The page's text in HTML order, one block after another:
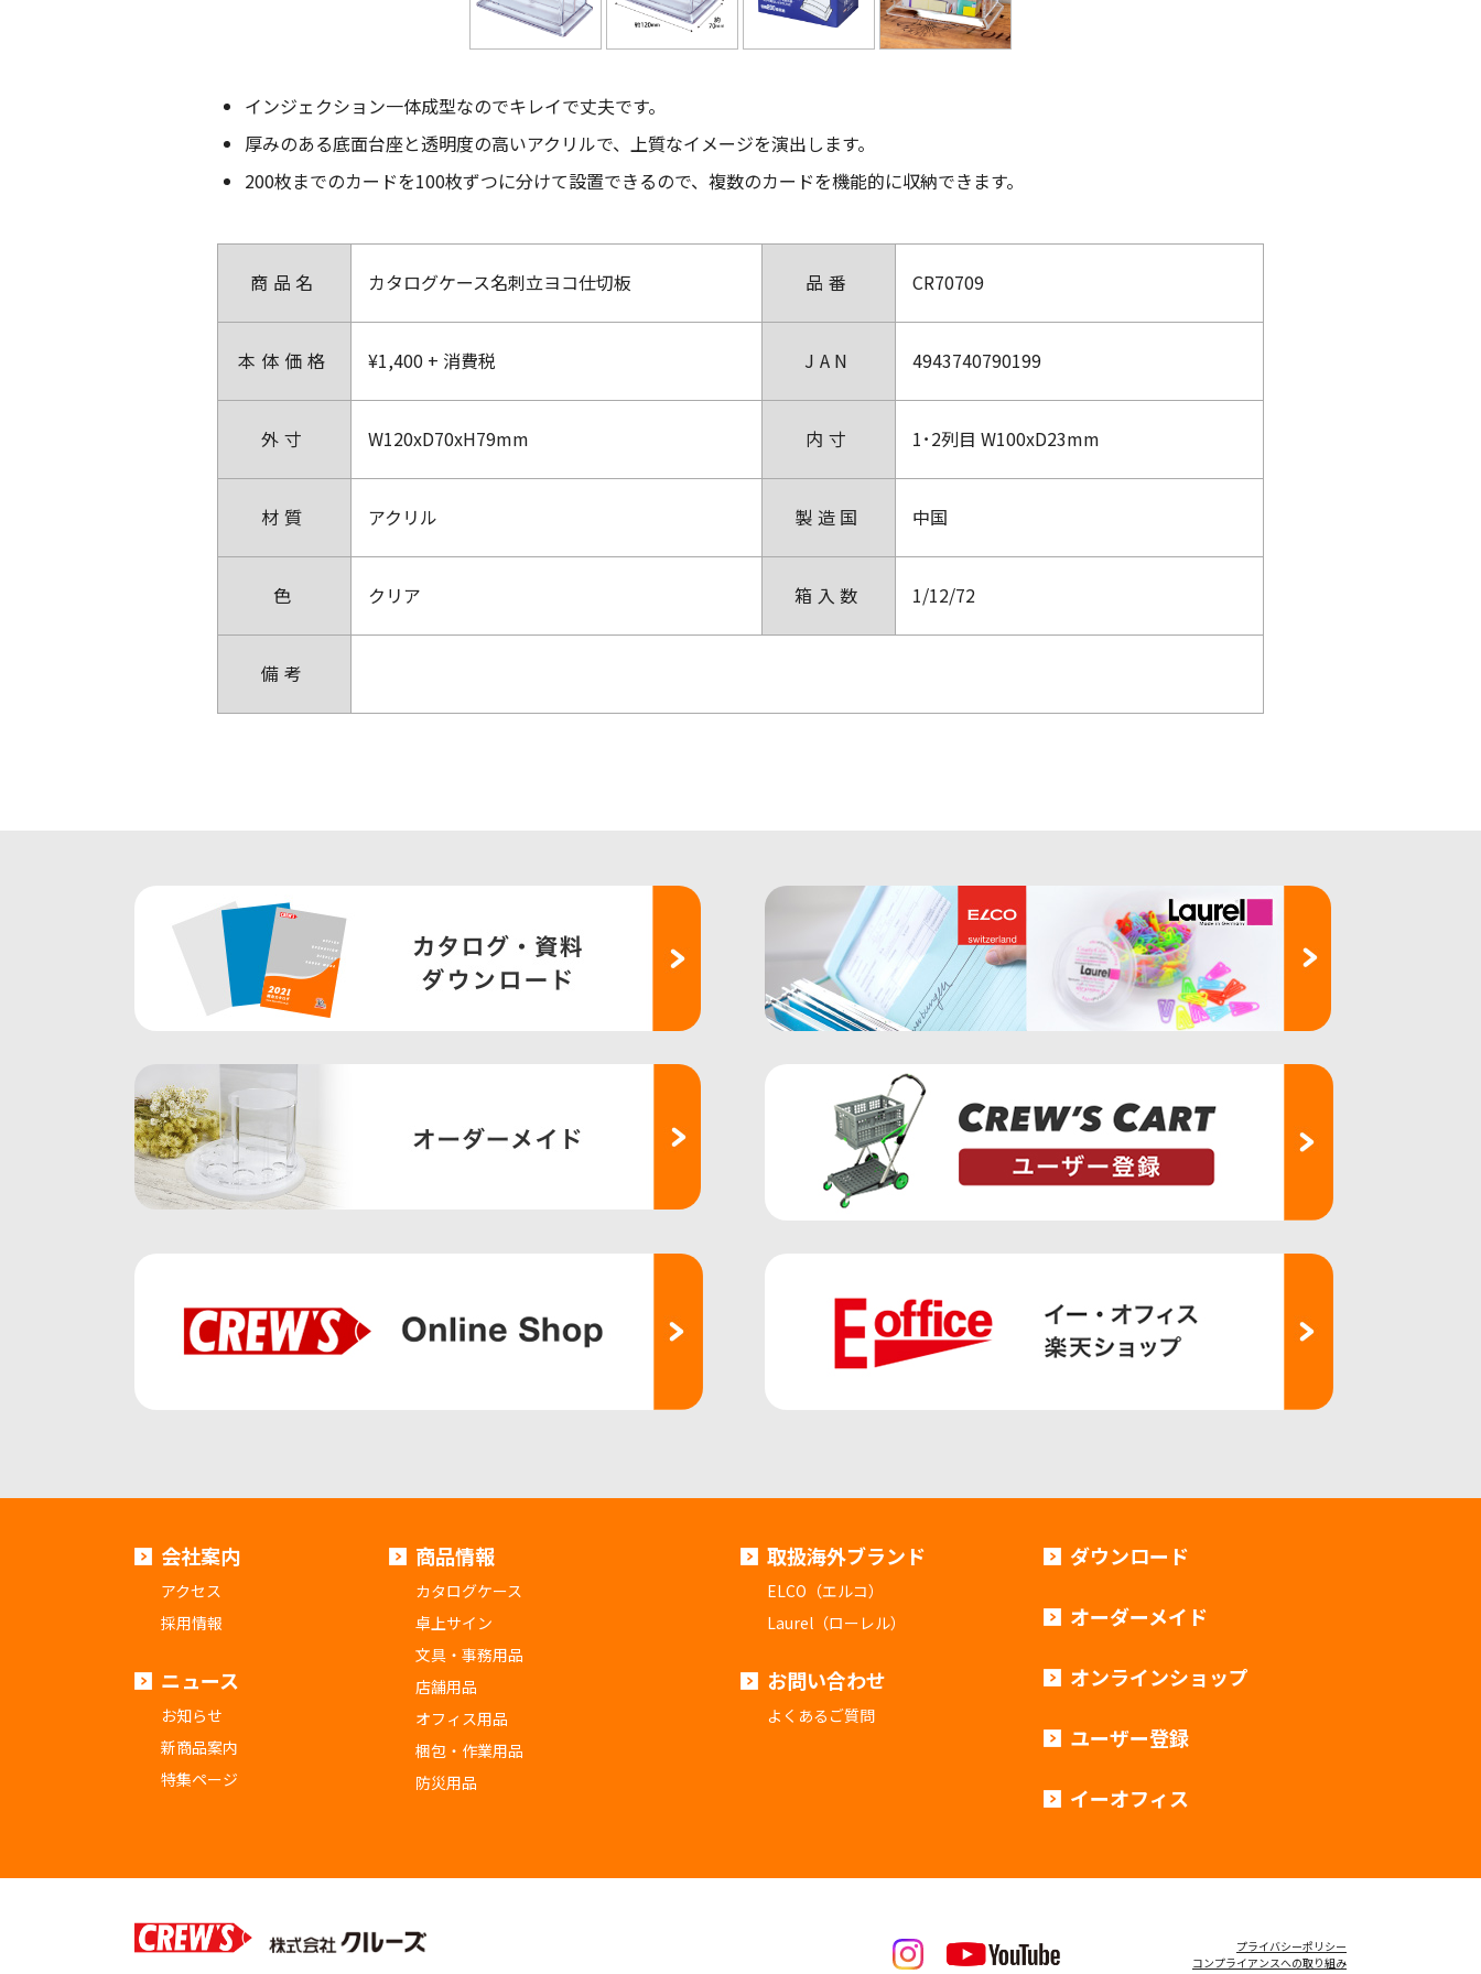
インジェクション一体成型なのでキレイで丈夫です。
厚みのある底面台座と透明度の高いアクリルで、上質なイメージを演出します。
200枚までのカードを100枚ずつに分けて設置できるので、複数のカードを機能的に収納できます。
商品名 カタログケース名刺立ヨコ仕切板 品番 CR70709
本体価格 ¥1,400 + 消費税 JAN 4943740790199
外寸 W120xD70xH79mm 内寸 1･2列目 W100xD23mm
材質 アクリル 製造国 中国
色 クリア 箱入数 1/12/72
備考
会社案内
アクセス
採用情報
ニュース
お知らせ
新商品案内
特集ページ
商品情報
カタログケース
卓上サイン
文具・事務用品
店舗用品
オフィス用品
梱包・作業用品
防災用品
取扱海外ブランド
ELCO（エルコ）
Laurel（ローレル）
お問い合わせ
よくあるご質問
ダウンロード
オーダーメイド
オンラインショップ
ユーザー登録
イーオフィス
プライバシーポリシー
コンプライアンスへの取り組み